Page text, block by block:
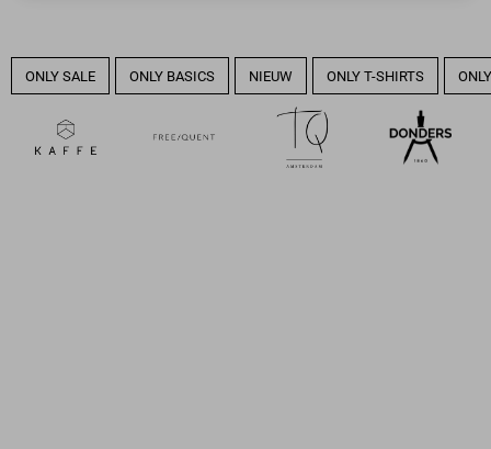
ONLY SALE ONLY BASICS NIEUW ONLY T-SHIRTS